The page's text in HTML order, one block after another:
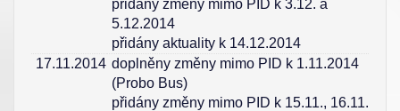
přidány změny mimo PID k 3.12. a
5.12.2014
přidány aktuality k 14.12.2014
17.11.2014 doplněny změny mimo PID k 1.11.2014
(Probo Bus)
přidány změny mimo PID k 15.11., 16.11.